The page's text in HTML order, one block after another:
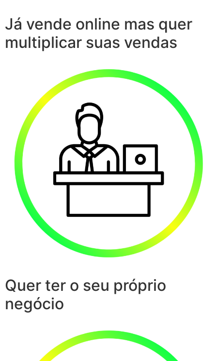
Já vende online mas quer
multiplicar suas vendas
Quer ter o seu próprio
negócio